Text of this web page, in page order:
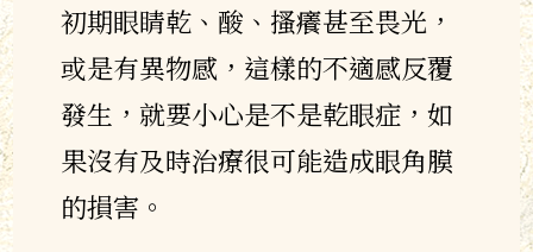
初期眼睛乾、酸、搔癢甚至畏光，
或是有異物感，這樣的不適感反覆
發生，就要小心是不是乾眼症，如
果沒有及時治療很可能造成眼角膜
的損害。